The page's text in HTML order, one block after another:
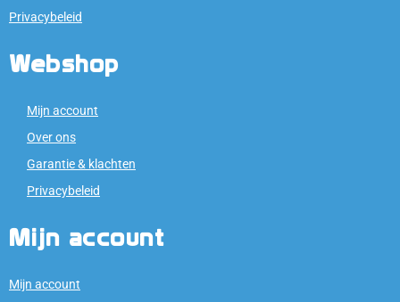
Privacybeleid
Webshop
Mijn account
Over ons
Garantie & klachten
Privacybeleid
Mijn account
Mijn account